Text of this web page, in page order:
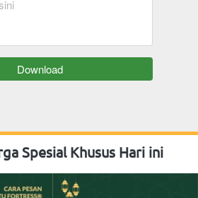
`Download
Spesial Khusus Hari ini